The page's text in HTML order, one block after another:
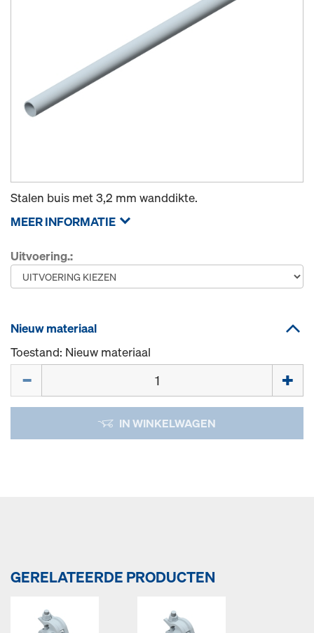
Stalen buis met 3,2 mm wanddikte.
MEER INFORMATIE
Uitvoering.:
Nieuw materiaal
Toestand: Nieuw materiaal
IN WINKELWAGEN
GERELATEERDE PRODUCTEN